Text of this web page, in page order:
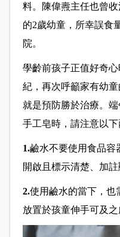
料。陳偉燾主任也曾
的2歲幼童，所幸誤食
院。
學齡前孩子正值好奇
紀，再次呼籲家有幼
就是預防勝於治療。
手工皂時，請注意以下
1.鹼水不要使用食品容
開啟且標示清楚、加
2.使用鹼水的當下，也
放置於孩童伸手可及之